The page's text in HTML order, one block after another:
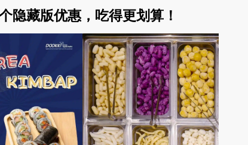
隐藏版优惠，吃得更划算！